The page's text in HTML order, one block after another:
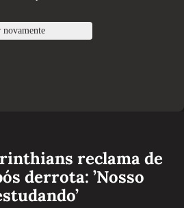
reclama de
derrota: ’Nosso